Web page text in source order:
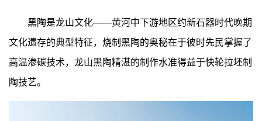
黑陶是龙山文化——黄河中下游地区约新石器时代晚期
文化遗存的典型特征，烧制黑陶的奥秘在于彼时先民掌握了
高温渗碳技术，龙山黑陶精湛的制作水准得益于快轮拉坯制
陶技艺。